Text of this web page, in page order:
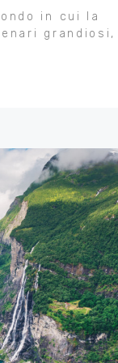
in cui la
grandiosi,